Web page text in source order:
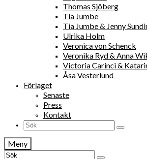
Thomas Sjöberg
Tia Jumbe
Tia Jumbe & Jenny
Ulrika Holm
Veronica von Schenck
Veronika Ryd & Anna
Victoria Carinci &
Åsa Vesterlund
Förlaget
Senaste
Press
Kontakt
Search
Meny
Search